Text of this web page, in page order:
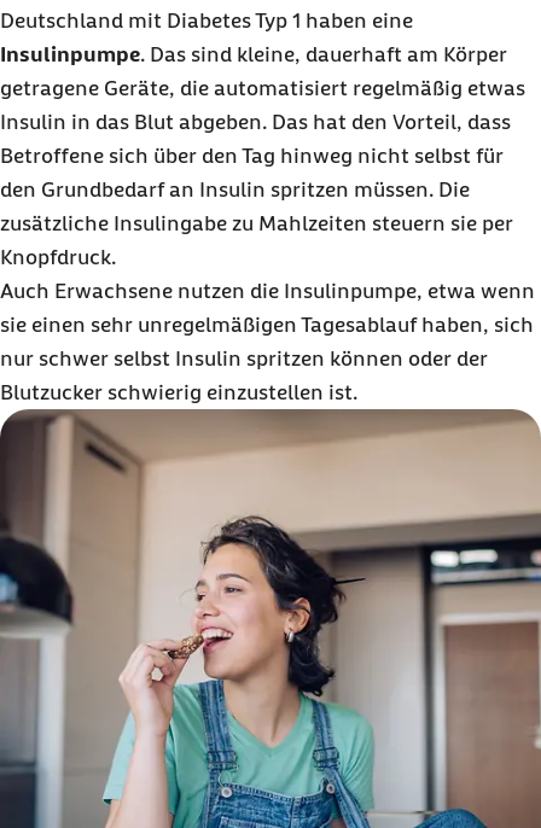
Deutschland mit Diabetes Typ 1 haben eine
Insulinpumpe. Das sind kleine, dauerhaft am Körper
getragene Geräte, die automatisiert regelmäßig etwas
Insulin in das Blut abgeben. Das hat den Vorteil, dass
Betroffene sich über den Tag hinweg nicht selbst für
den Grundbedarf an Insulin spritzen müssen. Die
zusätzliche Insulingabe zu Mahlzeiten steuern sie per
Knopfdruck.
Auch Erwachsene nutzen die Insulinpumpe, etwa wenn
sie einen sehr unregelmäßigen Tagesablauf haben, sich
nur schwer selbst Insulin spritzen können oder der
Blutzucker schwierig einzustellen ist.